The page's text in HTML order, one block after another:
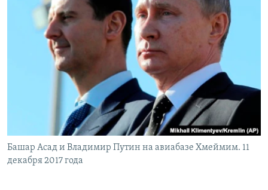
Башар Асад и Владимир Путин на авиабазе Хмеймим. 11
декабря 2017 года